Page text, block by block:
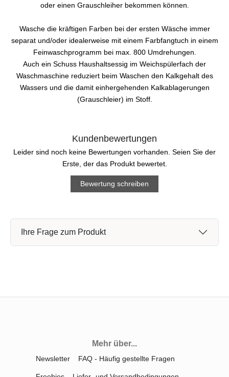
oder einen Grauschleiher bekommen können.
Wasche die kräftigen Farben bei der ersten Wäsche immer
separat und/oder idealerweise mit einem Farbfangtuch in einem
Feinwaschprogramm bei max. 800 Umdrehungen.
Auch ein Schuss Haushaltsessig im Weichspülerfach der
Waschmaschine reduziert beim Waschen den Kalkgehalt des
Wassers und die damit einhergehenden Kalkablagerungen
(Grauschleier) im Stoff.
Kundenbewertungen
Leider sind noch keine Bewertungen vorhanden. Seien Sie der
Erste, der das Produkt bewertet.
Bewertung schreiben
Ihre Frage zum Produkt
Mehr über...
Newsletter FAQ - Häufig gestellte Fragen